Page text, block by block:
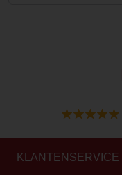
KLANTENSERVICE